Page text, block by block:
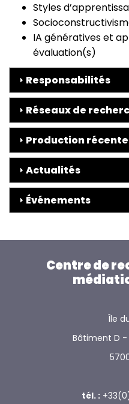
Styles
IA génératives et
évaluation(s)
Responsabilités
Réseaux de
Production récente
Actualités
Événements
Centre de
Île
Bâtiment D -
tél. :